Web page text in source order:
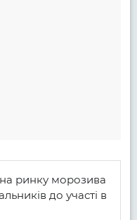
ринку морозива
до участі в